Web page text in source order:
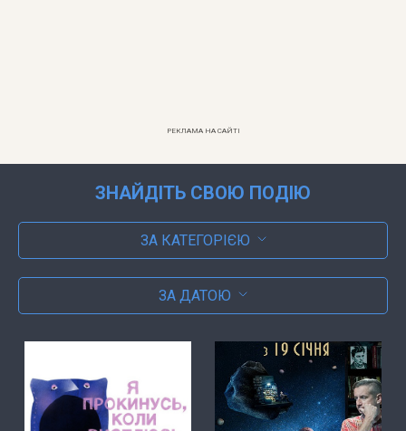
РЕКЛАМА НА САЙТІ
ЗНАЙДІТЬ СВОЮ ПОДІЮ
ЗА КАТЕГОРІЄЮ
ЗА ДАТОЮ